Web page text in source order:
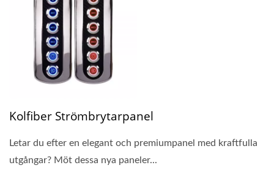
Kolfiber Strömbrytarpanel
Letar du efter en elegant och premiumpanel med kraftfulla
utgångar? Möt dessa nya paneler...